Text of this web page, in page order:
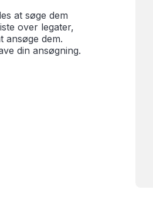
at søge dem
over legater,
ansøge dem.
din ansøgning.